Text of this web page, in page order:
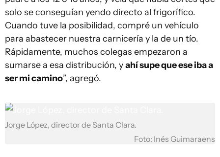
solo se conseguían yendo directo al frigorífico.
Cuando tuve la posibilidad, compré un vehículo
para abastecer nuestra carnicería y la de un tío.
Rápidamente, muchos colegas empezaron a
sumarse a esa distribución, yahí supe que ese iba a
ser mi camino”, agregó.
Jorge López, director de Santa Clara.
Foto: Inés Guimaraens